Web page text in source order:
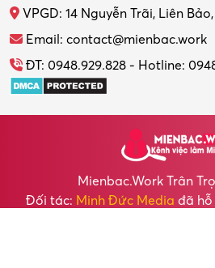
VPGD: 14 Nguyễn Trãi, Liên
Email: contact@mienbac.work
ĐT: 0948.929.828 - Hotline:
Mienbac.work Trân
Đối tác: Minh Đức Media đã hỗ